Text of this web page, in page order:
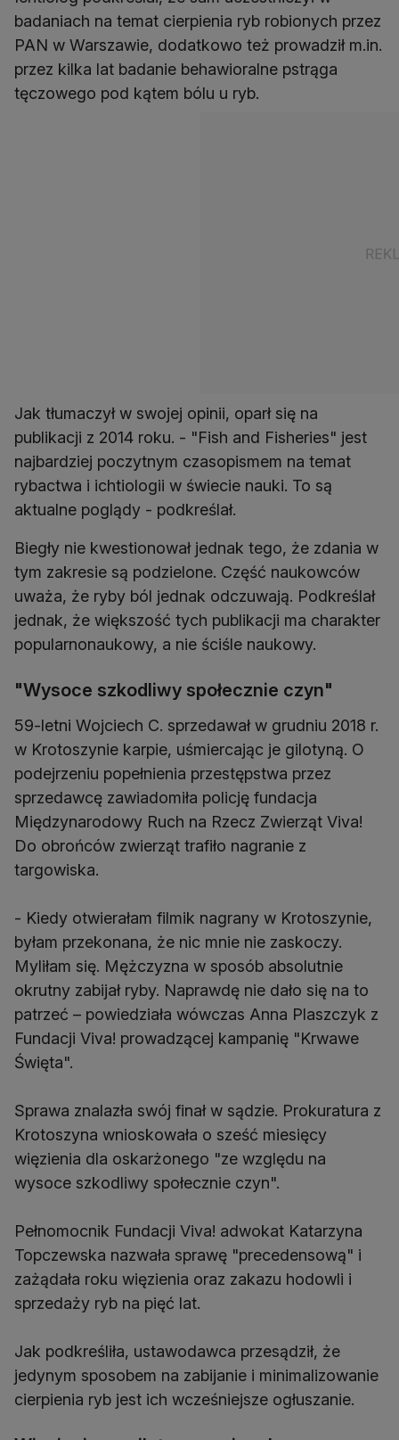
badaniach na temat cierpienia ryb robionych przez
PAN w Warszawie, dodatkowo też prowadził m.in.
przez kilka lat badanie behawioralne pstrąga
tęczowego pod kątem bólu u ryb.
Jak tłumaczył w swojej opinii, oparł się na
publikacji z 2014 roku. - "Fish and Fisheries" jest
najbardziej poczytnym czasopismem na temat
rybactwa i ichtiologii w świecie nauki. To są
aktualne poglądy - podkreślał.
Biegły nie kwestionował jednak tego, że zdania w
tym zakresie są podzielone. Część naukowców
uważa, że ryby ból jednak odczuwają. Podkreślał
jednak, że większość tych publikacji ma charakter
popularnonaukowy, a nie ściśle naukowy.
"Wysoce szkodliwy społecznie czyn"
59-letni Wojciech C. sprzedawał w grudniu 2018 r.
w Krotoszynie karpie, uśmiercając je gilotyną. O
podejrzeniu popełnienia przestępstwa przez
sprzedawcę zawiadomiła policję fundacja
Międzynarodowy Ruch na Rzecz Zwierząt Viva!
Do obrońców zwierząt trafiło nagranie z
targowiska.
- Kiedy otwierałam filmik nagrany w Krotoszynie,
byłam przekonana, że nic mnie nie zaskoczy.
Myliłam się. Mężczyzna w sposób absolutnie
okrutny zabijał ryby. Naprawdę nie dało się na to
patrzeć – powiedziała wówczas Anna Plaszczyk z
Fundacji Viva! prowadzącej kampanię "Krwawe
Święta".
Sprawa znalazła swój finał w sądzie. Prokuratura z
Krotoszyna wnioskowała o sześć miesięcy
więzienia dla oskarżonego "ze względu na
wysoce szkodliwy społecznie czyn".
Pełnomocnik Fundacji Viva! adwokat Katarzyna
Topczewska nazwała sprawę "precedensową" i
zażądała roku więzienia oraz zakazu hodowli i
sprzedaży ryb na pięć lat.
Jak podkreśliła, ustawodawca przesądził, że
jedynym sposobem na zabijanie i minimalizowanie
cierpienia ryb jest ich wcześniejsze ogłuszanie.